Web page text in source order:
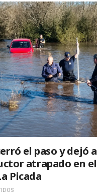
el paso y dejó a
atrapado en el
Picada